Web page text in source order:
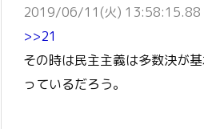
2019/06/11(火) 13:58:15.88
>>21
その時は民主主義は多数決が
っているだろう。